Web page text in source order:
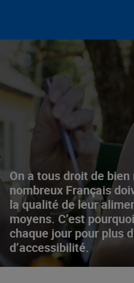
On a tous droit de
nombreux Français
la qualité de leur
moyens. C’est
chaque jour pour plus
d’accessibilité.